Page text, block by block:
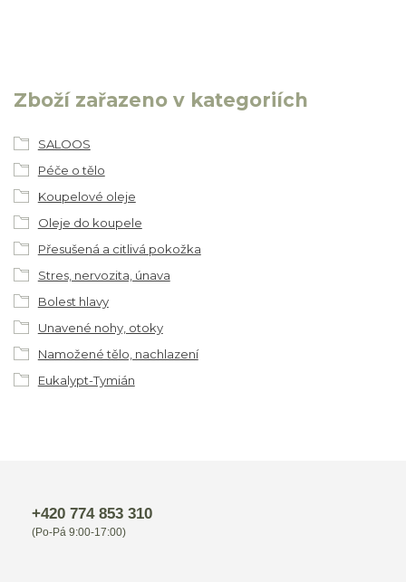
Zboží zařazeno v kategoriích
SALOOS
Péče o tělo
Koupelové oleje
Oleje do koupele
Přesušená a citlivá pokožka
Stres, nervozita, únava
Bolest hlavy
Unavené nohy, otoky
Namožené tělo, nachlazení
Eukalypt-Tymián
+420 774 853 310
(Po-Pá 9:00-17:00)